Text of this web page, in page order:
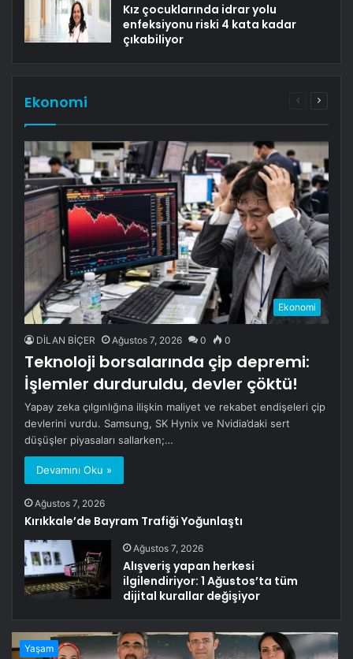
Kız çocuklarında idrar yolu
enfeksiyonu riski 4 kata kadar
çıkabiliyor
Ekonomi
ÖncekiSonraki
Ekonomi
DİLAN BİÇER Ağustos 7, 2026 0 0
Teknoloji borsalarında çip depremi:
İşlemler durduruldu, devler çöktü!
Yapay zeka çılgınlığına ilişkin maliyet ve rekabet endişeleri çip
devlerini vurdu. Samsung, SK Hynix ve Nvidia’daki sert
düşüşler piyasaları sallarken;…
Devamını Oku »
Ağustos 7, 2026
Kırıkkale’de Bayram Trafiği Yoğunlaştı
Ağustos 7, 2026
Alışveriş yapan herkesi
ilgilendiriyor: 1 Ağustos’ta tüm
dijital kurallar değişiyor
Yaşam